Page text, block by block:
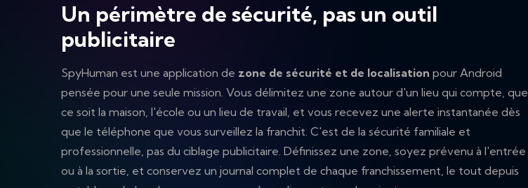
Un périmètre de sécurité, pas un outil
publicitaire
SpyHuman est une application de zone de sécurité et de localisation pour Android
pensée pour une seule mission. Vous délimitez une zone autour d'un lieu qui compte, que
ce soit la maison, l'école ou un lieu de travail, et vous recevez une alerte instantanée dès
que le téléphone que vous surveillez la franchit. C'est de la sécurité familiale et
professionnelle, pas du ciblage publicitaire. Définissez une zone, soyez prévenu à l'entrée
ou à la sortie, et conservez un journal complet de chaque franchissement, le tout depuis